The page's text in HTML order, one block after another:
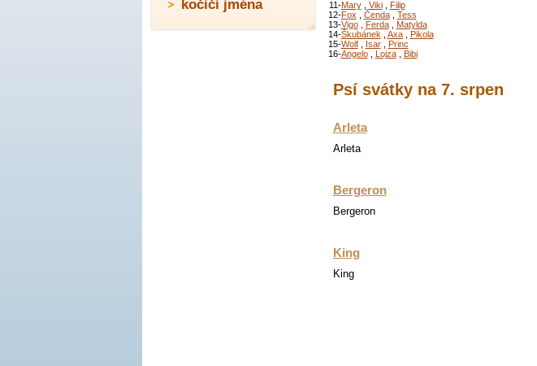
11-Mary, Viki, Filip
12-Fox Čenda, Tess
13-Vigo, Ferda, Matylda
14-Škubánek Axa, Pikola
15-Wolf, Isar, Princ
16-Angelo, Lojza, Bibi
Psí svátky na 7. srpen
Arleta
Arleta
Bergeron
Bergeron
King
King
kočičí jména